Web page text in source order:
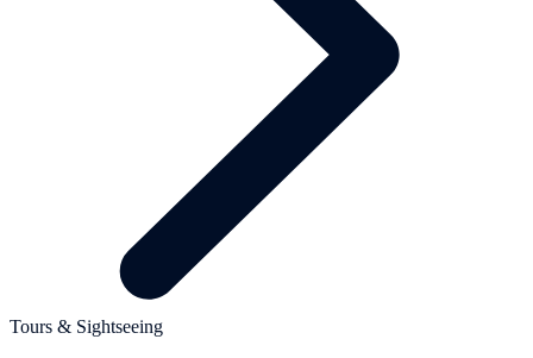
Tours & Sightseeing